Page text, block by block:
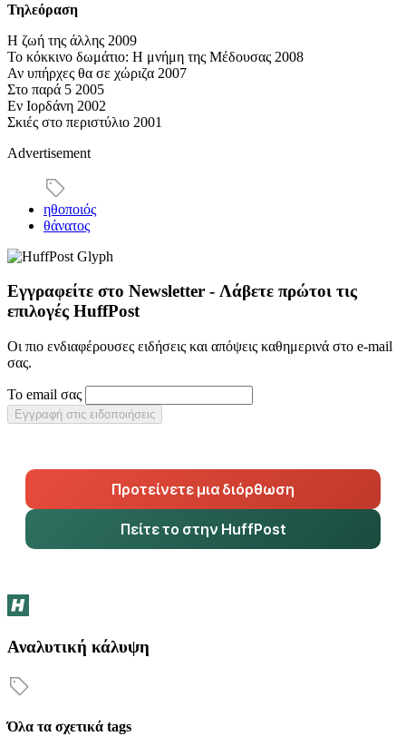
Τηλεόραση
Η ζωή της άλλης 2009
Το κόκκινο δωμάτιο: Η μνήμη της Μέδουσας 2008
Αν υπήρχες θα σε χώριζα 2007
Στο παρά 5 2005
Εν Ιορδάνη 2002
Σκιές στο περιστύλιο 2001
Advertisement
ηθοποιός
θάνατος
Εγγραφείτε στο Newsletter - Λάβετε πρώτοι τις
επιλογές HuffPost
Οι πιο ενδιαφέρουσες ειδήσεις και απόψεις καθημερινά στο e-mail
σας.
Το email σας
Εγγραφή στις ειδοποιήσεις
Προτείνετε μια διόρθωση
Πείτε το στην HuffPost
Αναλυτική κάλυψη
Όλα τα σχετικά tags